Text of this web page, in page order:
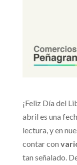
¡Feliz Día del
abril es una
lectura, y en
contar con
tan señalado.